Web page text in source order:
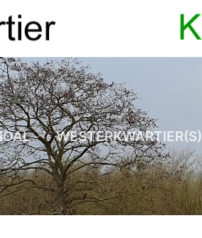
WESTERKWARTIER(S)